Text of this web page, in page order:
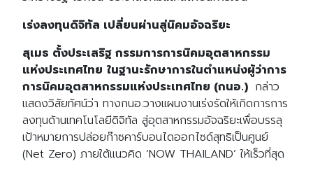
Search
for: Search
เร่งลงทุนดิจิทัล เปลี่ยนผ่านสู่นิคมอัจฉริยะ
สุเมธ ตั้งประเสริฐ กรรมการการนิคมอุตสาหกรรม
แห่งประเทศไทย ในฐานะรักษาการในตำแหน่งผู้ว่าการ
การนิคมอุตสาหกรรมแห่งประเทศไทย (กนอ.) กล่าว
แสดงวิสัยทัศน์ว่า ทางกนอ.วางแผนงานเร่งรัดให้เกิดการการ
ลงทุนด้านเทคโนโลยีดิจิทัล สู่อุตสาหกรรมอัจฉริยะเพื่อบรรลุ
เป้าหมายการปล่อยก๊าซคาร์บอนไดออกไซด์สุทธิเป็นศูนย์
(Net Zero) ภายใต้แนวคิด ‘NOW THAILAND’ ให้เร็วที่สุด